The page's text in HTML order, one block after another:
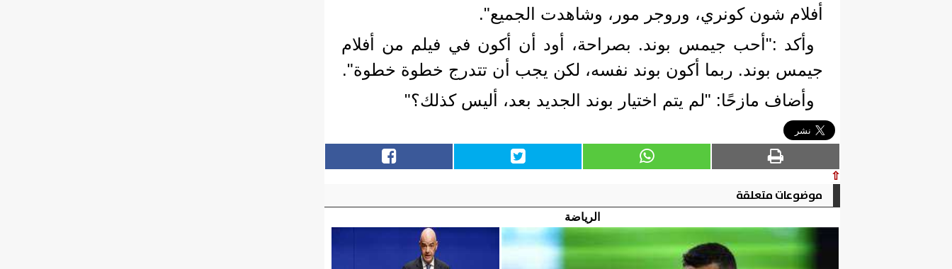
أفلام شون كونري، وروجر مور، وشاهدت الجميع".
وأكد :"أحب جيمس بوند. بصراحة، أود أن أكون في فيلم من أفلام
جيمس بوند. ربما أكون بوند نفسه، لكن يجب أن تتدرج خطوة خطوة".
وأضاف مازحًا: "لم يتم اختيار بوند الجديد بعد، أليس كذلك؟"
⇧
موضوعات متعلقة
الرياضة